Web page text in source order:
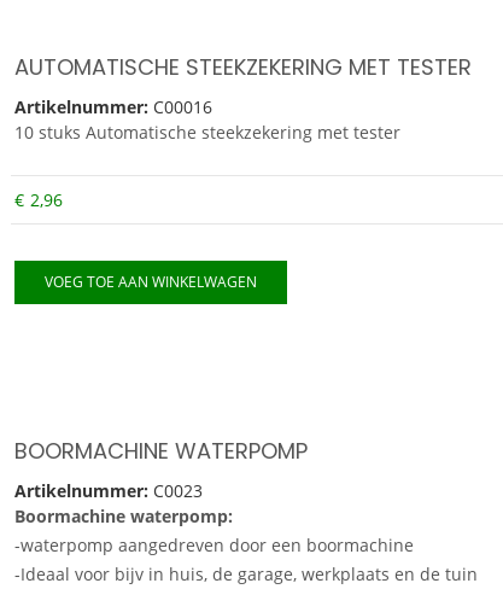
AUTOMATISCHE STEEKZEKERING MET TESTER
Artikelnummer: C00016
10 stuks Automatische steekzekering met tester
€ 2,96
VOEG TOE AAN WINKELWAGEN
BOORMACHINE WATERPOMP
Artikelnummer: C0023
Boormachine waterpomp:
-waterpomp aangedreven door een boormachine
-Ideaal voor bijv in huis, de garage, werkplaats en de tuin